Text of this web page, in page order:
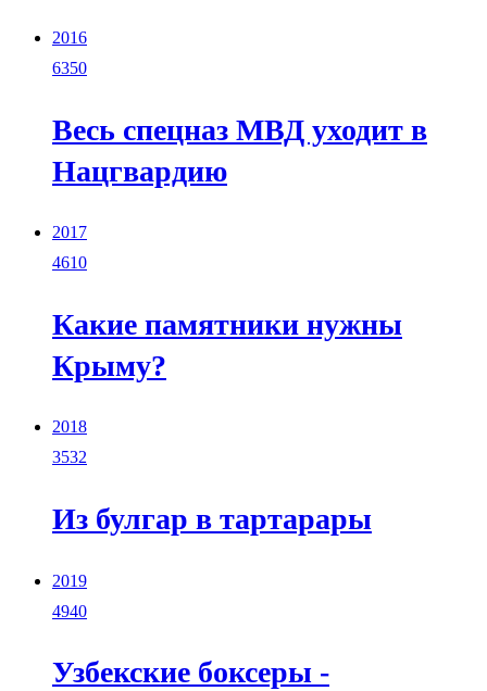
2016
6350
Весь спецназ МВД уходит в
Нацгвардию
2017
4610
Какие памятники нужны
Крыму?
2018
3532
Из булгар в тартарары
2019
4940
Узбекские боксеры -